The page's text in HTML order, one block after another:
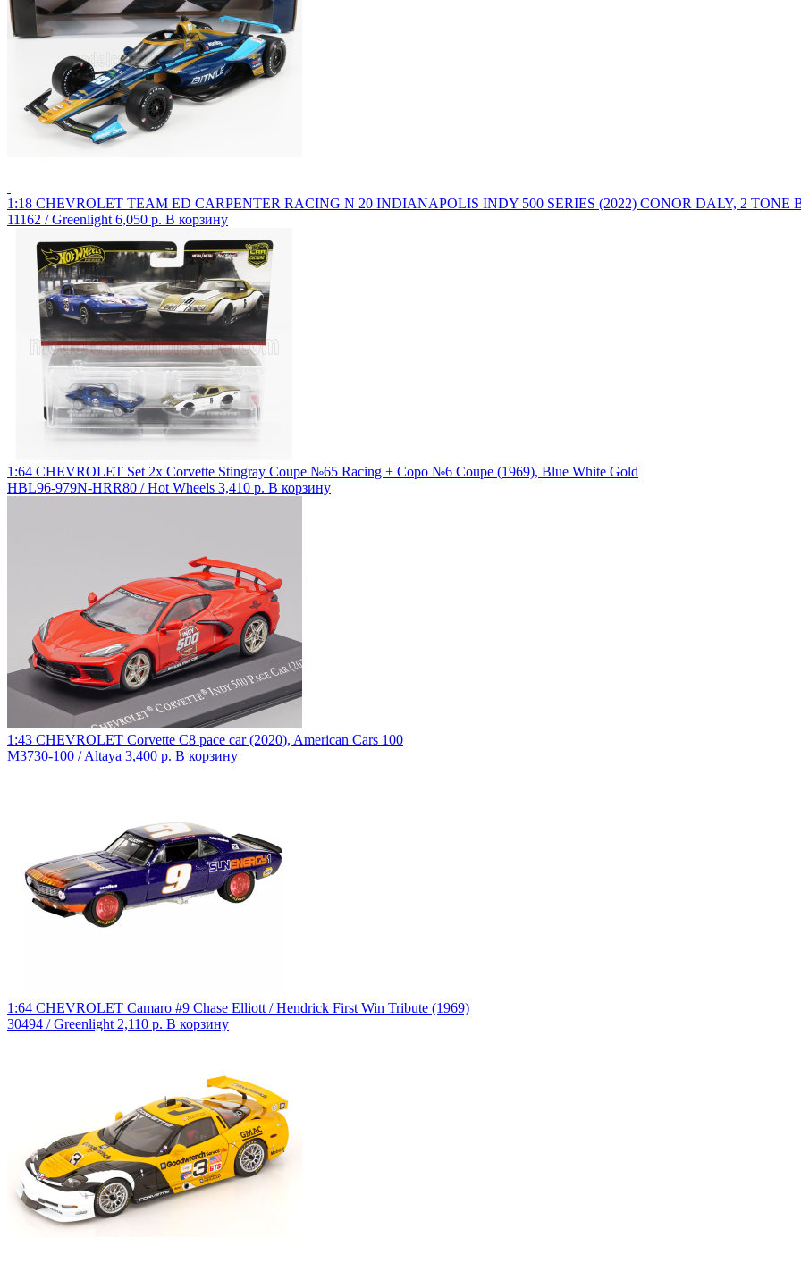
1:18 CHEVROLET TEAM ED CARPENTER RACING N 20 INDIANAPOLIS INDY 500 SERIES (2022) CONOR DALY, 2 TONE
11162 / Greenlight 6,050 р. В корзину
1:64 CHEVROLET Set 2x Corvette Stingray Coupe №65 Racing + Copo №6 Coupe (1969), Blue White Gold
HBL96-979N-HRR80 / Hot Wheels 3,410 р. В корзину
1:43 CHEVROLET Corvette C8 pace car (2020), American Cars 100
M3730-100 / Altaya 3,400 р. В корзину
1:64 CHEVROLET Camaro #9 Chase Elliott / Hendrick First Win Tribute (1969)
30494 / Greenlight 2,110 р. В корзину